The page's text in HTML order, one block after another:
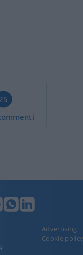
25
Advertising
Cookie policy